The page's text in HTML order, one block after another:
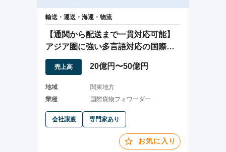
輸送・運送・海運・物流
【通関から配送まで一貫対応可能】
アジア圏に強い多言語対応の国際貨
物フォワーダー
売上高 20億円〜50億円
地域
関東地方
業種
国際貨物フォワーダー
会社譲渡 専門家あり
お気に入り